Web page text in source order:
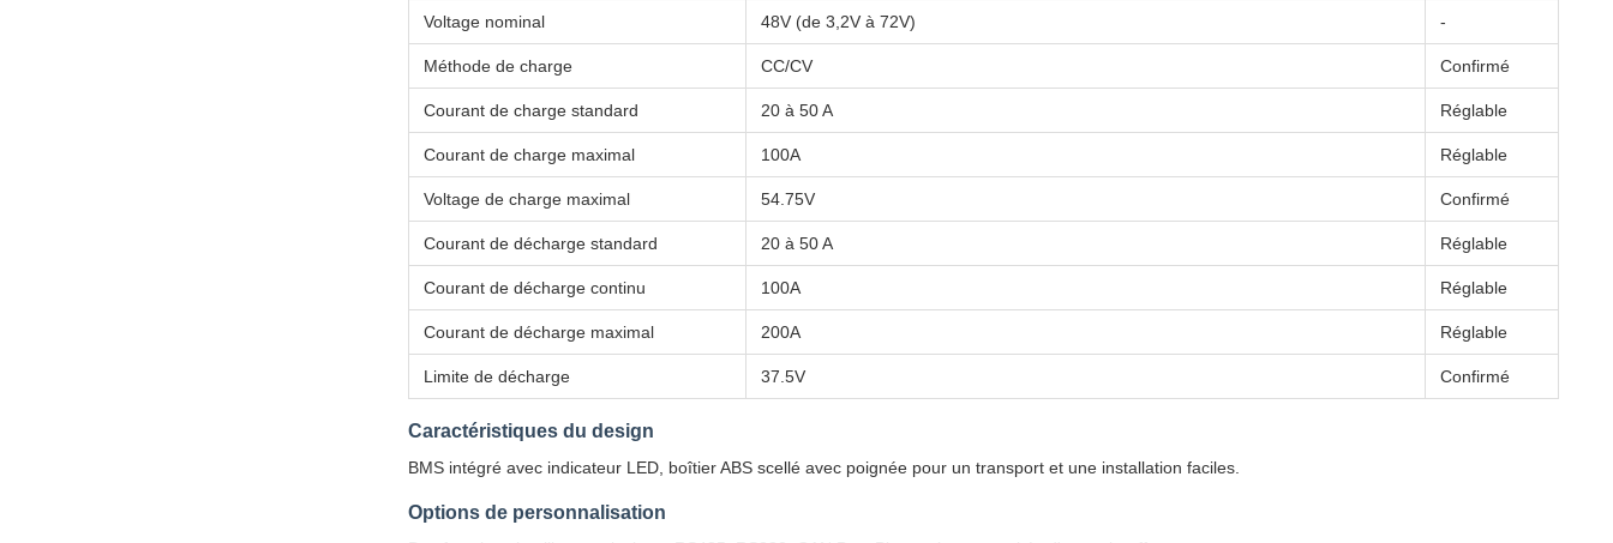
Voltage nominal 48V (de 3,2V à 72V) -
Méthode de charge CC/CV Confirmé
Courant de charge standard 20 à 50 A Réglable
Courant de charge maximal 100A Réglable
Voltage de charge maximal 54.75V Confirmé
Courant de décharge standard 20 à 50 A Réglable
Courant de décharge continu 100A Réglable
Courant de décharge maximal 200A Réglable
Limite de décharge 37.5V Confirmé
Caractéristiques du design
BMS intégré avec indicateur LED, boîtier ABS scellé avec poignée pour un transport et une installation faciles.
Options de personnalisation